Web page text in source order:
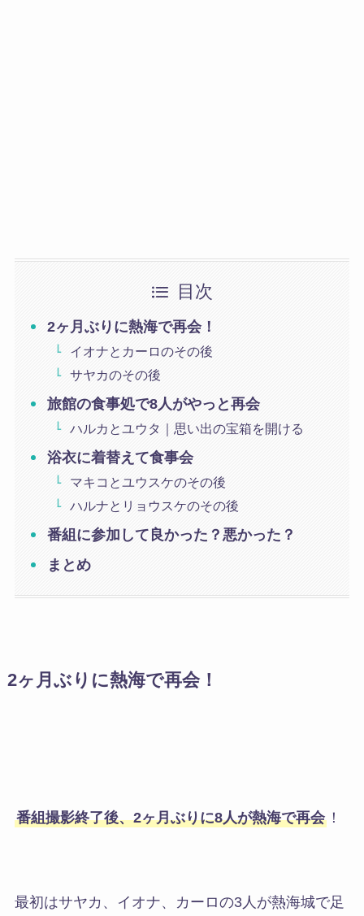
目次
2ヶ月ぶりに熱海で再会！
イオナとカーロのその後
サヤカのその後
旅館の食事処で8人がやっと再会
ハルカとユウタ｜思い出の宝箱を開ける
浴衣に着替えて食事会
マキコとユウスケのその後
ハルナとリョウスケのその後
番組に参加して良かった？悪かった？
まとめ
2ヶ月ぶりに熱海で再会！
番組撮影終了後、2ヶ月ぶりに8人が熱海で再会！
最初はサヤカ、イオナ、カーロの3人が熱海城で足